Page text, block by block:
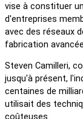
vise à constituer
d'entreprises
avec des réseaux
fabrication
Steven Camilleri,
jusqu'à présent,
centaines de
utilisait des